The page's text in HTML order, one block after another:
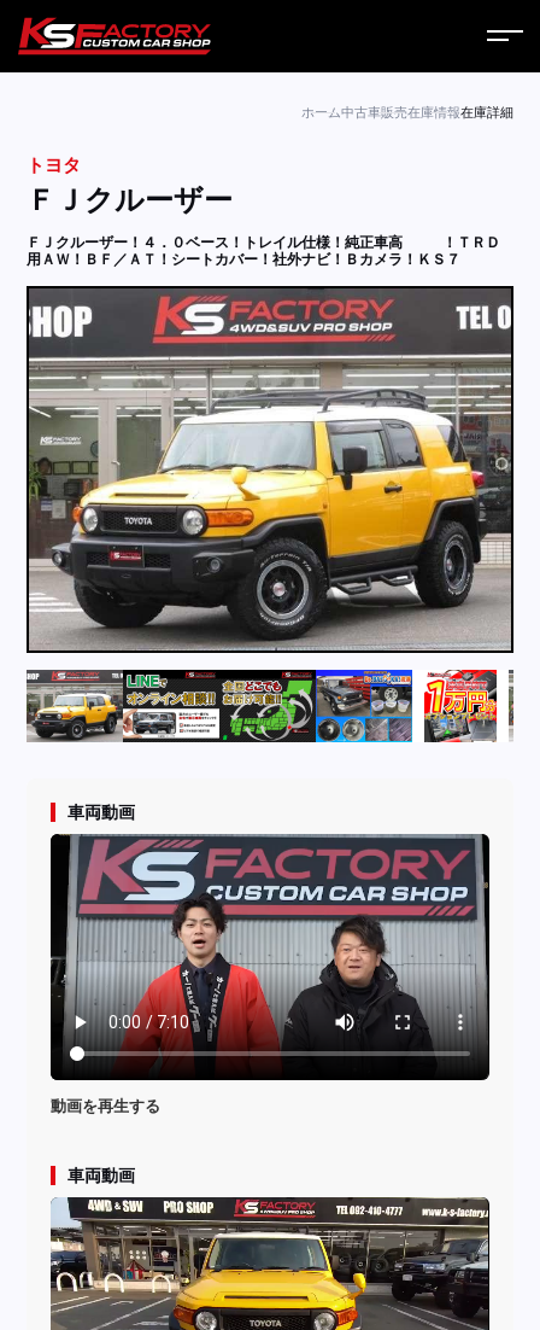
サービス
コラム
ニュース
営業日
お問い合わせ
採用情報
店舗問い合わせ
ホーム中古車販売在庫情報在庫詳細
トヨタ
ＦＪクルーザー
ＦＪクルーザー！４．０ベース！トレイル仕様！純正車高
！ＴＲＤ
用ＡＷ！ＢＦ／ＡＴ！シートカバー！社外ナビ！Ｂカメラ！ＫＳ７
車両動画
動画を再生する
車両動画